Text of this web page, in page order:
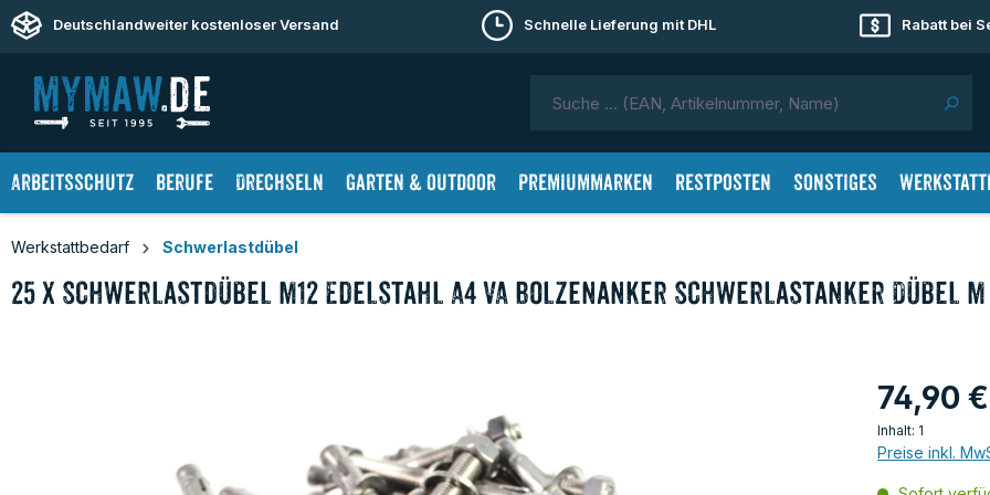
Zur Hauptnavigation springen
Deutschlandweiter kostenloser Versand Schnelle Lieferung mit DHL Rabatt bei
Arbeitsschutz Berufe Drechseln Garten & Outdoor Premiummarken Restposten Sonstiges
Werkstattbedarf Schwerlastdübel
25 x Schwerlastdübel M12 Edelstahl A4 VA Bolzenanker Schwerlastanker Dübel M
74,90
Inhalt: 1
Preise inkl.